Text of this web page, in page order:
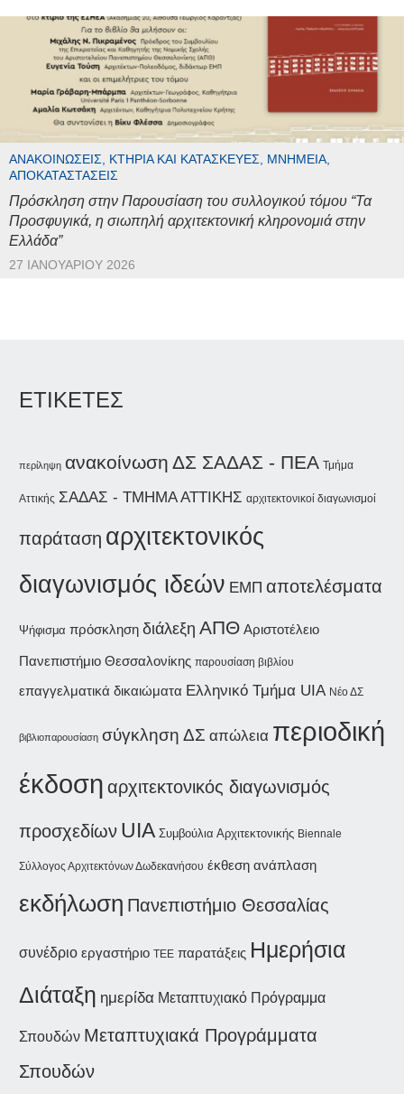
ΑΝΑΚΟΙΝΏΣΕΙΣ, ΚΤΉΡΙΑ ΚΑΙ ΚΑΤΑΣΚΕΥΈΣ, ΜΝΗΜΕΊΑ,
ΑΠΟΚΑΤΑΣΤΆΣΕΙΣ
Πρόσκληση στην Παρουσίαση του συλλογικού τόμου “Τα
Προσφυγικά, η σιωπηλή αρχιτεκτονική κληρονομιά στην
Ελλάδα”
27 ΙΑΝΟΥΑΡΊΟΥ 2026
ΕΤΙΚΕΤΕΣ
περίληψη ανακοίνωση ΔΣ ΣΑΔΑΣ - ΠΕΑ Τμήμα
Αττικής ΣΑΔΑΣ - ΤΜΗΜΑ ΑΤΤΙΚΗΣ αρχιτεκτονικοί διαγωνισμοί
παράταση αρχιτεκτονικός
διαγωνισμός ιδεών ΕΜΠ αποτελέσματα
Ψήφισμα πρόσκληση διάλεξη ΑΠΘ Αριστοτέλειο
Πανεπιστήμιο Θεσσαλονίκης παρουσίαση βιβλίου
επαγγελματικά δικαιώματα Ελληνικό Τμήμα UIA Νέο ΔΣ
βιβλιοπαρουσίαση σύγκληση ΔΣ απώλεια περιοδική
έκδοση αρχιτεκτονικός διαγωνισμός
προσχεδίων UIA Συμβούλια Αρχιτεκτονικής Biennale
Σύλλογος Αρχιτεκτόνων Δωδεκανήσου έκθεση ανάπλαση
εκδήλωση Πανεπιστήμιο Θεσσαλίας
συνέδριο εργαστήριο ΤΕΕ παρατάξεις Ημερήσια
Διάταξη ημερίδα Μεταπτυχιακό Πρόγραμμα
Σπουδών Μεταπτυχιακά Προγράμματα
Σπουδών